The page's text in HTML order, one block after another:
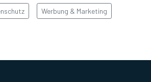
Werbung & Marketing